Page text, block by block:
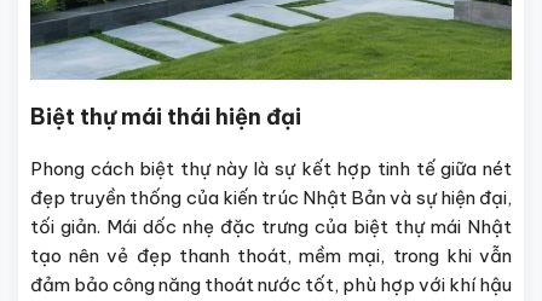
Biệt thự mái thái hiện đại
Phong cách biệt thự này là sự kết hợp tinh tế giữa nét
đẹp truyền thống của kiến trúc Nhật Bản và sự hiện đại,
tối giản. Mái dốc nhẹ đặc trưng của biệt thự mái Nhật
tạo nên vẻ đẹp thanh thoát, mềm mại, trong khi vẫn
đảm bảo công năng thoát nước tốt, phù hợp với khí hậu